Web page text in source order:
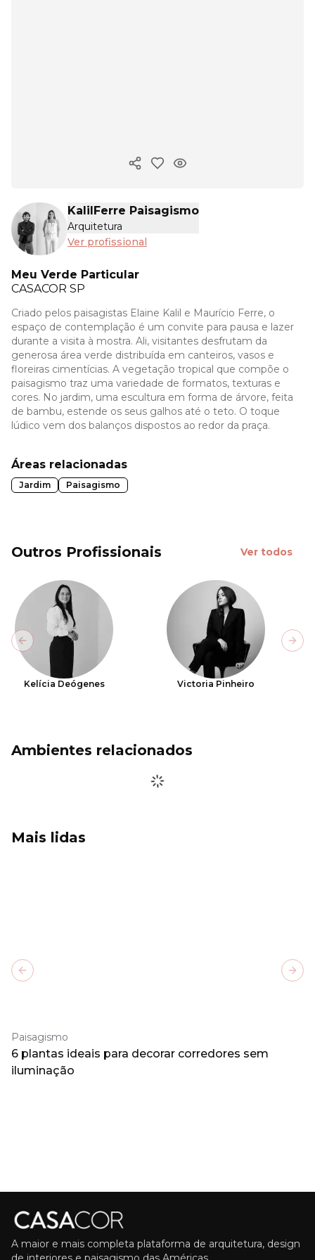
Copiar link
KalilFerre Paisagismo
Arquitetura
Ver profissional
Meu Verde Particular
CASACOR SP
Criado pelos paisagistas Elaine Kalil e Maurício Ferre, o
espaço de contemplação é um convite para pausa e lazer
durante a visita à mostra. Ali, visitantes desfrutam da
generosa área verde distribuída em canteiros, vasos e
floreiras cimentícias. A vegetação tropical que compõe o
paisagismo traz uma variedade de formatos, texturas e
cores. No jardim, uma escultura em forma de árvore, feita
de bambu, estende os seus galhos até o teto. O toque
lúdico vem dos balanços dispostos ao redor da praça.
Áreas relacionadas
Jardim Paisagismo
Outros Profissionais Ver todos
Kelícia Deógenes Victoria Pinheiro
Previous slide
Ambientes relacionados
Mais lidas
Paisagismo
6 plantas ideais para decorar corredores sem
iluminação
Previous slide
A maior e mais completa plataforma de arquitetura, design